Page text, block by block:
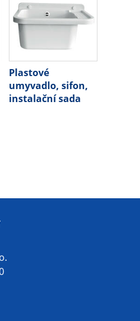
Plastové
umyvadlo, sifon,
instalační sada